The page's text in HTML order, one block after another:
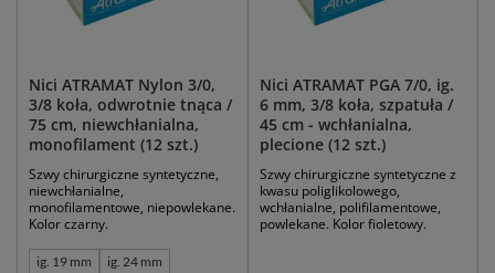
Nici ATRAMAT Nylon 3/0,
3/8 koła, odwrotnie tnąca /
75 cm, niewchłanialna,
monofilament (12 szt.)
Szwy chirurgiczne syntetyczne,
niewchłanialne,
monofilamentowe, niepowlekane.
Kolor czarny.
ig. 19 mm
ig. 24 mm
Nici ATRAMAT PGA 7/0, ig.
6 mm, 3/8 koła, szpatuła /
45 cm - wchłanialna,
plecione (12 szt.)
Szwy chirurgiczne syntetyczne z
kwasu poliglikolowego,
wchłanialne, polifilamentowe,
powlekane. Kolor fioletowy.